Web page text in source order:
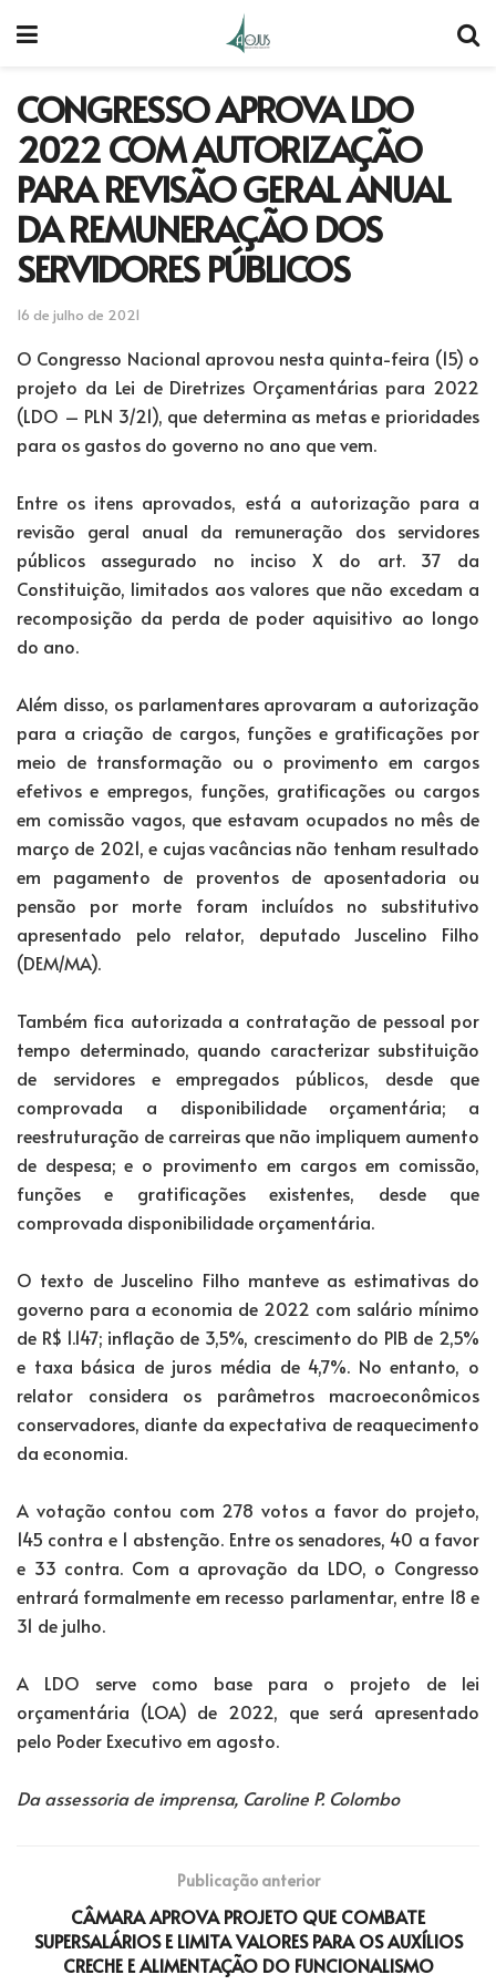
CONGRESSO APROVA LDO
2022 COM AUTORIZAÇÃO
PARA REVISÃO GERAL ANUAL
DA REMUNERAÇÃO DOS
SERVIDORES PÚBLICOS
16 de julho de 2021
O Congresso Nacional aprovou nesta quinta-feira (15) o
projeto da Lei de Diretrizes Orçamentárias para 2022
(LDO – PLN 3/21), que determina as metas e prioridades
para os gastos do governo no ano que vem.
Entre os itens aprovados, está a autorização para a
revisão geral anual da remuneração dos servidores
públicos assegurado no inciso X do art. 37 da
Constituição, limitados aos valores que não excedam a
recomposição da perda de poder aquisitivo ao longo
do ano.
Além disso, os parlamentares aprovaram a autorização
para a criação de cargos, funções e gratificações por
meio de transformação ou o provimento em cargos
efetivos e empregos, funções, gratificações ou cargos
em comissão vagos, que estavam ocupados no mês de
março de 2021, e cujas vacâncias não tenham resultado
em pagamento de proventos de aposentadoria ou
pensão por morte foram incluídos no substitutivo
apresentado pelo relator, deputado Juscelino Filho
(DEM/MA).
Também fica autorizada a contratação de pessoal por
tempo determinado, quando caracterizar substituição
de servidores e empregados públicos, desde que
comprovada a disponibilidade orçamentária; a
reestruturação de carreiras que não impliquem aumento
de despesa; e o provimento em cargos em comissão,
funções e gratificações existentes, desde que
comprovada disponibilidade orçamentária.
O texto de Juscelino Filho manteve as estimativas do
governo para a economia de 2022 com salário mínimo
de R$ 1.147; inflação de 3,5%, crescimento do PIB de 2,5%
e taxa básica de juros média de 4,7%. No entanto, o
relator considera os parâmetros macroeconômicos
conservadores, diante da expectativa de reaquecimento
da economia.
A votação contou com 278 votos a favor do projeto,
145 contra e 1 abstenção. Entre os senadores, 40 a favor
e 33 contra. Com a aprovação da LDO, o Congresso
entrará formalmente em recesso parlamentar, entre 18 e
31 de julho.
A LDO serve como base para o projeto de lei
orçamentária (LOA) de 2022, que será apresentado
pelo Poder Executivo em agosto.
Da assessoria de imprensa, Caroline P. Colombo
Publicação anterior
CÂMARA APROVA PROJETO QUE COMBATE
SUPERSALÁRIOS E LIMITA VALORES PARA OS AUXÍLIOS
CRECHE E ALIMENTAÇÃO DO FUNCIONALISMO